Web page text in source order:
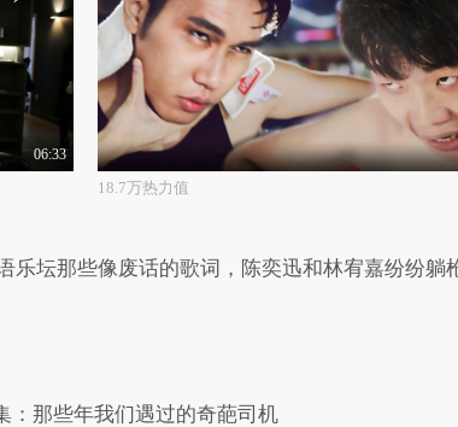
06:33
18.7万热力值
乐坛那些像废话的歌词，陈奕迅和林宥嘉纷纷躺
：那些年我们遇过的奇葩司机